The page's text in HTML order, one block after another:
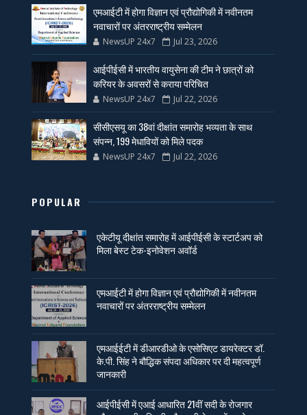
एमआईटी में होगा विज्ञान एवं प्रौद्योगिकी में नवीनतम
नवाचारों पर अंतरराष्ट्रीय सम्मेलन
NewsUP 24x7 Jul 23, 2026
आईपीईसी में भारतीय वायुसेना की टीम ने छात्रों को
करियर के अवसरों से कराया परिचित
NewsUP 24x7 Jul 22, 2026
सीसीएसयू का 38वां दीक्षांत समारोह भव्यता के साथ
संपन्न, 199 मेधावियों को मिले पदक
NewsUP 24x7 Jul 22, 2026
POPULAR
एकेटीयू दीक्षांत समारोह में आईपीईसी के स्टार्टअप को
मिला बेस्ट टेक-इनोवेशन अवॉर्ड
एमआईटी में होगा विज्ञान एवं प्रौद्योगिकी में नवीनतम
नवाचारों पर अंतरराष्ट्रीय सम्मेलन
एमआईईटी में डीआरडीओ के एसोसिएट डायरेक्टर डॉ.
के.पी. सिंह ने बौद्धिक संपदा अधिकार पर दी महत्वपूर्ण
जानकारी
आईपीईसी में एआई आधारित 21वीं सदी के रोजगार